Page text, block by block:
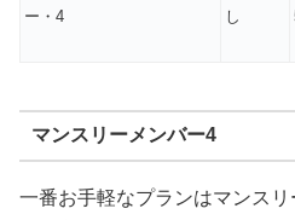
ー・4
し
マンスリーメンバー4
一番お手軽なプランはマンスリ